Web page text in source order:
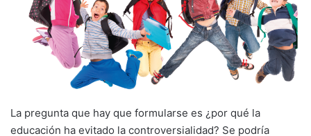
La pregunta que hay que formularse es ¿por qué la
educación ha evitado la controversialidad? Se podría